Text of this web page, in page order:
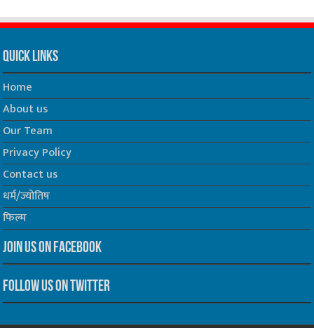
Quick Links
Home
About us
Our Team
Privacy Policy
Contact us
धर्म/ज्योतिष
फिल्म
Join us on Facebook
Follow us on Twitter